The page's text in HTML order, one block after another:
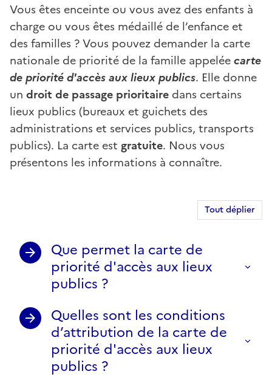
Vous êtes enceinte ou vous avez des enfants à
charge ou vous êtes médaillé de l’enfance et
des familles ? Vous pouvez demander la carte
nationale de priorité de la famille appeléecarte
de priorité d'accès aux lieux publics. Elle donne
un droit de passage prioritaire dans certains
lieux publics (bureaux et guichets des
administrations et services publics, transports
publics). La carte est gratuite. Nous vous
présentons les informations à connaître.
Tout déplier
Que permet la carte de
priorité d'accès aux lieux
publics ?
Quelles sont les conditions
d’attribution de la carte de
priorité d'accès aux lieux
publics ?